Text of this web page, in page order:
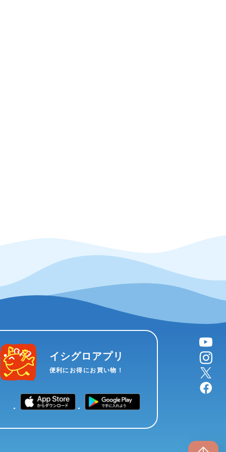
イシグロアプリ
便利にお得にお買い物！
YouTube
instagram
X
facebook